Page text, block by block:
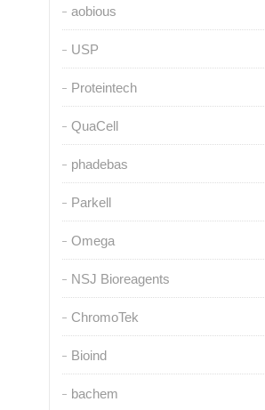
aobious
USP
Proteintech
QuaCell
phadebas
Parkell
Omega
NSJ Bioreagents
ChromoTek
Bioind
bachem